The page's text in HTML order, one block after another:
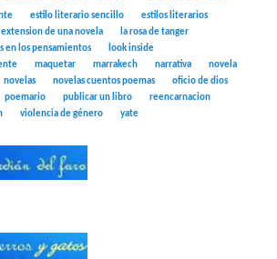
estilo literario sencillo
estilos literarios
extension de una novela
la rosa de tanger
en los pensamientos
look inside
maquetar marrakech narrativa
novela
novelas novelas cuentos poemas
oficio de dios
poemario publicar un libro
reencarnacion
violencia de género yate